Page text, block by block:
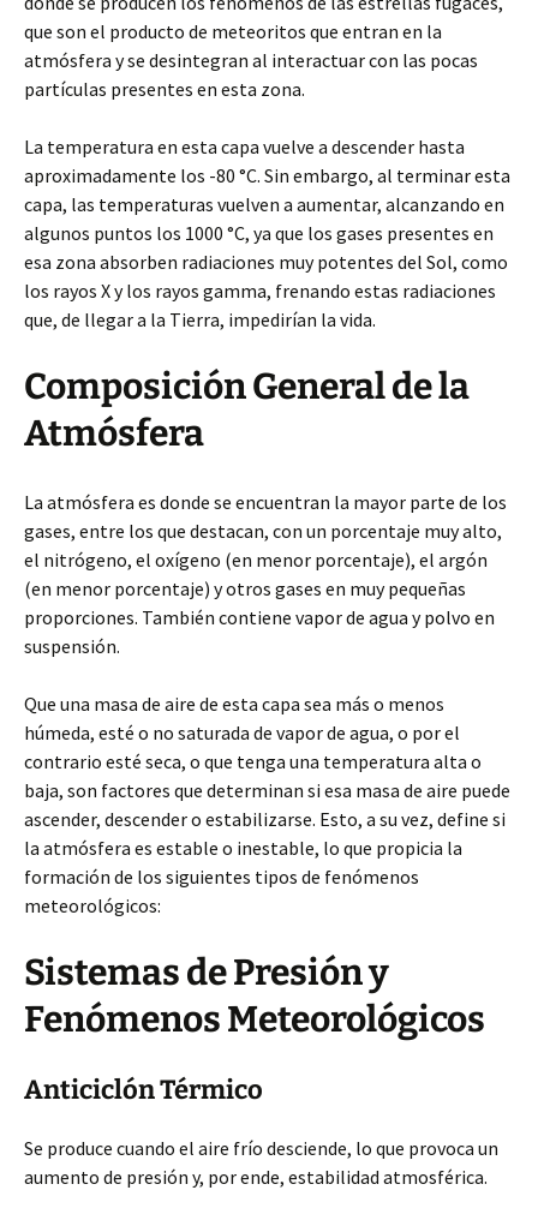
que son el producto de meteoritos que entran en la
atmósfera y se desintegran al interactuar con las pocas
partículas presentes en esta zona.
La temperatura en esta capa vuelve a descender hasta
aproximadamente los -80 °C. Sin embargo, al terminar esta
capa, las temperaturas vuelven a aumentar, alcanzando en
algunos puntos los 1000 °C, ya que los gases presentes en
esa zona absorben radiaciones muy potentes del Sol, como
los rayos X y los rayos gamma, frenando estas radiaciones
que, de llegar a la Tierra, impedirían la vida.
Composición General de la
Atmósfera
La atmósfera es donde se encuentran la mayor parte de los
gases, entre los que destacan, con un porcentaje muy alto,
el nitrógeno, el oxígeno (en menor porcentaje), el argón
(en menor porcentaje) y otros gases en muy pequeñas
proporciones. También contiene vapor de agua y polvo en
suspensión.
Que una masa de aire de esta capa sea más o menos
húmeda, esté o no saturada de vapor de agua, o por el
contrario esté seca, o que tenga una temperatura alta o
baja, son factores que determinan si esa masa de aire puede
ascender, descender o estabilizarse. Esto, a su vez, define si
la atmósfera es estable o inestable, lo que propicia la
formación de los siguientes tipos de fenómenos
meteorológicos:
Sistemas de Presión y
Fenómenos Meteorológicos
Anticiclón Térmico
Se produce cuando el aire frío desciende, lo que provoca un
aumento de presión y, por ende, estabilidad atmosférica.